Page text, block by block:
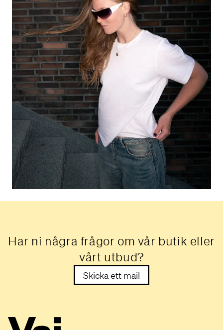
Har ni några frågor om vår butik eller
vårt utbud?
Skicka ett mail